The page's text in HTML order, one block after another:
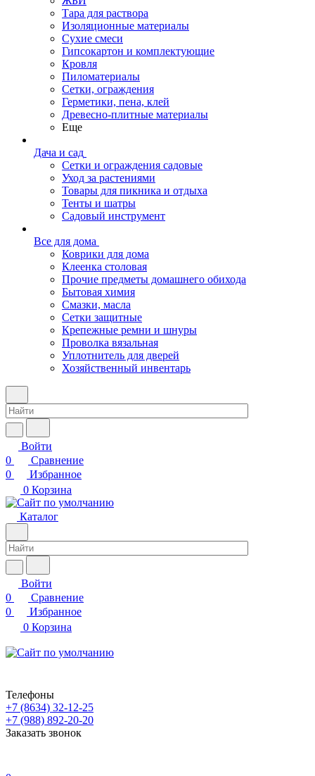
Тара для раствора
Изоляционные материалы
Сухие смеси
Гипсокартон и комплектующие
Кровля
Пиломатериалы
Сетки, ограждения
Герметики, пена, клей
Древесно-плитные материалы
Еще
Дача и сад
Сетки и ограждения садовые
Уход за растениями
Товары для пикника и отдыха
Тенты и шатры
Садовый инструмент
Все для дома
Коврики для дома
Клеенка столовая
Прочие предметы домашнего обихода
Бытовая химия
Смазки, масла
Сетки защитные
Крепежные ремни и шнуры
Проволка вязальная
Уплотнитель для дверей
Хозяйственный инвентарь
Войти
0
Сравнение
0
Избранное
0 Корзина
Каталог
Войти
0
Сравнение
0
Избранное
0 Корзина
Телефоны
+7 (8634) 32-12-25
+7 (988) 892-20-20
Заказать звонок